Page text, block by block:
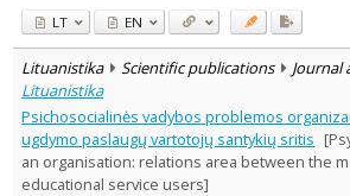
LT EN
Lituanistika Scientific publications Journal
Lituanistika
Psichosocialinės vadybos problemos
ugdymo paslaugų vartotojų santykių sritis
an organisation: relations area between the
educational service users]